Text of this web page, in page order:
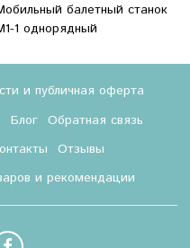
балетный станок
1 однорядный
и публичная оферта
Блог Обратная связь
Отзывы
и рекомендации